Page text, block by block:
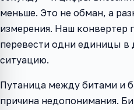
меньше. Это не обман, а
измерения. Наш конвертер
перевести одни единицы в
ситуацию.
Путаница между битами и
причина недопонимания.